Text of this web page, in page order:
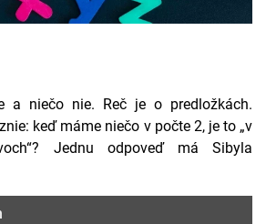
a niečo nie. Reč je o predložkách.
keď máme niečo v počte 2, je to „v
Jednu odpoveď má Sibyla